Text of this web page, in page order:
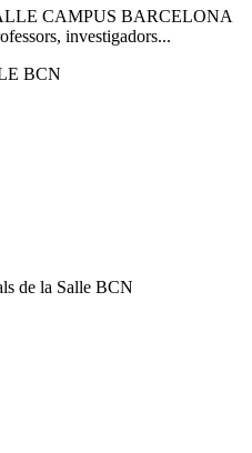
CAMPUS BARCELONA
investigadors...
BCN
de la Salle BCN